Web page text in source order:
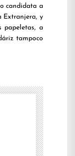
candidata a
Extranjera, y
papeletas, a
tampoco